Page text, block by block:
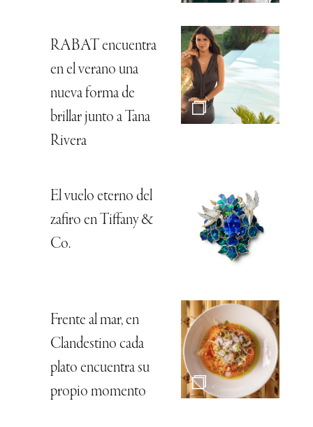
RABAT encuentra
en el verano una
nueva forma de
brillar junto a Tana
Rivera
El vuelo eterno del
zafiro en Tiffany &
Co.
Frente al mar, en
Clandestino cada
plato encuentra su
propio momento